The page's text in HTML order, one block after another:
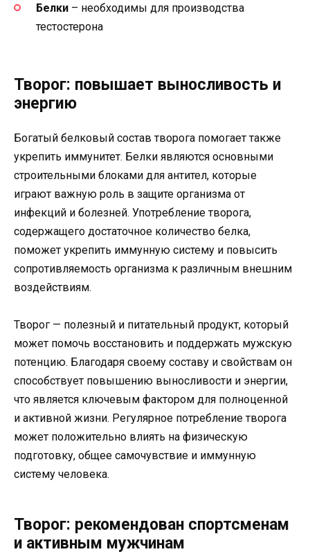
Белки – необходимы для производства
тестостерона
Творог: повышает выносливость и
энергию
Богатый белковый состав творога помогает также
укрепить иммунитет. Белки являются основными
строительными блоками для антител, которые
играют важную роль в защите организма от
инфекций и болезней. Употребление творога,
содержащего достаточное количество белка,
поможет укрепить иммунную систему и повысить
сопротивляемость организма к различным внешним
воздействиям.
Творог — полезный и питательный продукт, который
может помочь восстановить и поддержать мужскую
потенцию. Благодаря своему составу и свойствам он
способствует повышению выносливости и энергии,
что является ключевым фактором для полноценной
и активной жизни. Регулярное потребление творога
может положительно влиять на физическую
подготовку, общее самочувствие и иммунную
систему человека.
Творог: рекомендован спортсменам
и активным мужчинам